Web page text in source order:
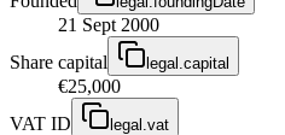
21 Sept 2000
Share capital
legal.capital
€25,000
VAT ID
legal.vat